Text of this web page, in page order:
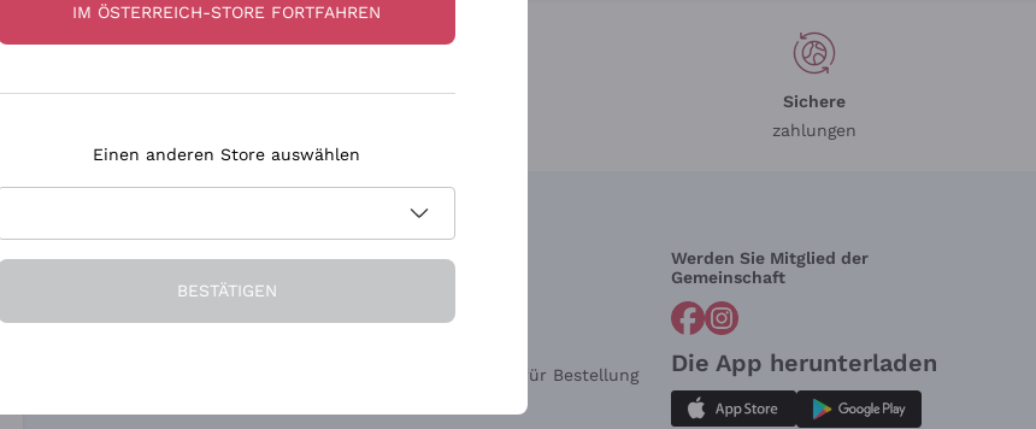
Sichere
zahlungen
Die Firma Brauchen Sie Hilfe?
Widerrufsformular für Bestellung
Werden Sie Mitglied der
Gemeinschaft
Die App herunterladen
IM ÖSTERREICH-STORE FORTFAHREN
Einen anderen Store auswählen
BESTÄTIGEN